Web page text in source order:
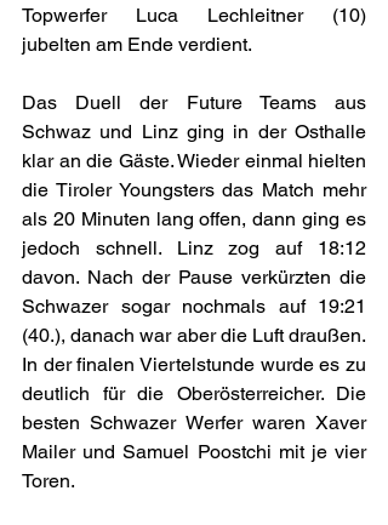
Topwerfer Luca Lechleitner (10)
jubelten am Ende verdient.
Das Duell der Future Teams aus
Schwaz und Linz ging in der Osthalle
klar an die Gäste. Wieder einmal hielten
die Tiroler Youngsters das Match mehr
als 20 Minuten lang offen, dann ging es
jedoch schnell. Linz zog auf 18:12
davon. Nach der Pause verkürzten die
Schwazer sogar nochmals auf 19:21
(40.), danach war aber die Luft draußen.
In der finalen Viertelstunde wurde es zu
deutlich für die Oberösterreicher. Die
besten Schwazer Werfer waren Xaver
Mailer und Samuel Poostchi mit je vier
Toren.